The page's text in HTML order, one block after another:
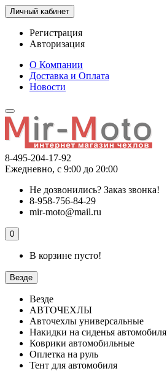
Личный кабинет
Регистрация
Авторизация
О Компании
Доставка и Оплата
Новости
8-495-204-17-92
Ежедневно, с 9:00 до 20:00
Не дозвонились? Заказ звонка!
8-958-756-84-29
mir-moto@mail.ru
0
В корзине пусто!
Везде
Везде
АВТОЧЕХЛЫ
Авточехлы универсальные
Накидки на сиденья автомобиля
Коврики автомобильные
Оплетка на руль
Тент для автомобиля